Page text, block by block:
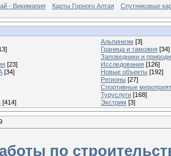
- Викимапия
Карты Горного Алтая Спутниковые
Альпинизм [3]
Граница и таможня [34]
Заповедники и
[23] Исследования [126]
[34] Новые объекты [192]
Регионы [27]
Спортивные
Туруслуги [168]
[414] Экстрим [3]
по